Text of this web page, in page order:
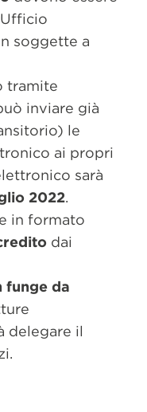
soggette a
tramite
inviare già
le
ai propri
sarà
2022.
in formato
dai
funge da
delegare il